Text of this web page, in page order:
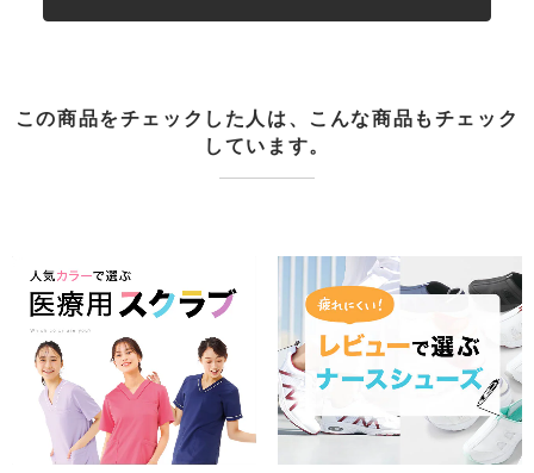
この商品をチェックした人は、こんな商品もチェック
しています。